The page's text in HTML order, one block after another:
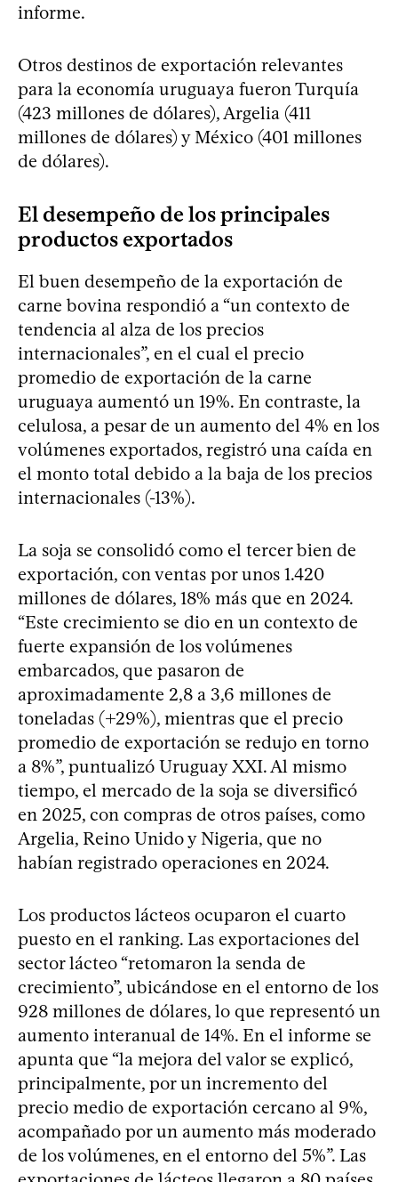
informe.
Otros destinos de exportación relevantes
para la economía uruguaya fueron Turquía
(423 millones de dólares), Argelia (411
millones de dólares) y México (401 millones
de dólares).
El desempeño de los principales
productos exportados
El buen desempeño de la exportación de
carne bovina respondió a “un contexto de
tendencia al alza de los precios
internacionales”, en el cual el precio
promedio de exportación de la carne
uruguaya aumentó un 19%. En contraste, la
celulosa, a pesar de un aumento del 4% en los
volúmenes exportados, registró una caída en
el monto total debido a la baja de los precios
internacionales (-13%).
La soja se consolidó como el tercer bien de
exportación, con ventas por unos 1.420
millones de dólares, 18% más que en 2024.
“Este crecimiento se dio en un contexto de
fuerte expansión de los volúmenes
embarcados, que pasaron de
aproximadamente 2,8 a 3,6 millones de
toneladas (+29%), mientras que el precio
promedio de exportación se redujo en torno
a 8%”, puntualizó Uruguay XXI. Al mismo
tiempo, el mercado de la soja se diversificó
en 2025, con compras de otros países, como
Argelia, Reino Unido y Nigeria, que no
habían registrado operaciones en 2024.
Los productos lácteos ocuparon el cuarto
puesto en el ranking. Las exportaciones del
sector lácteo “retomaron la senda de
crecimiento”, ubicándose en el entorno de los
928 millones de dólares, lo que representó un
aumento interanual de 14%. En el informe se
apunta que “la mejora del valor se explicó,
principalmente, por un incremento del
precio medio de exportación cercano al 9%,
acompañado por un aumento más moderado
de los volúmenes, en el entorno del 5%”. Las